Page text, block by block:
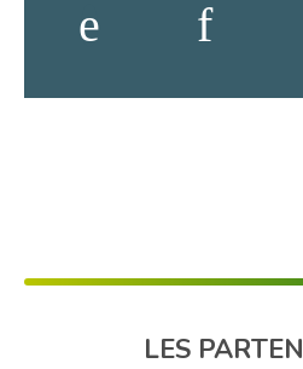
LES